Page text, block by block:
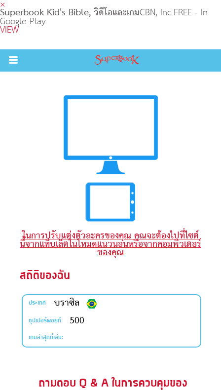
×
Superbook Kid's Bible, วิดีโอและเกมCBN, Inc.FREE - In
Google Play
VIEW
Return to Content
คัมภีร์
อกอากาศ
ในการปรับแต่งตัวละครของคุณ คุณจะต้องไปที่ไซต์
นี้จากแท็บเล็ตในโหมดแนวนอนหรือจากคอมพิวเตอร์
ของคุณ
สถิติของฉัน
ประเทศ บราซิล
ซุปเปอร์พอยท์ 500
เกมล่าสุดที่เล่น:
ถามตอบ Q & A ในการควบคุมของ